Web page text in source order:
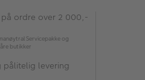
på ordre over 2 000,-
Servicepakke og
butikker
pålitelig levering